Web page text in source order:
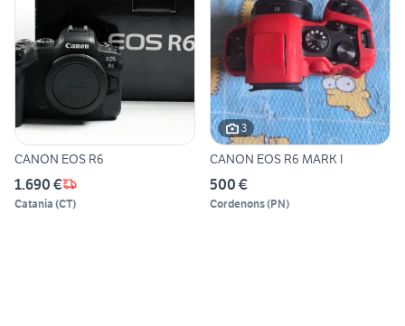
CANON EOS R6
1.690 €
Catania (CT)
3
CANON EOS R6 MARK I
500 €
Cordenons(PN)